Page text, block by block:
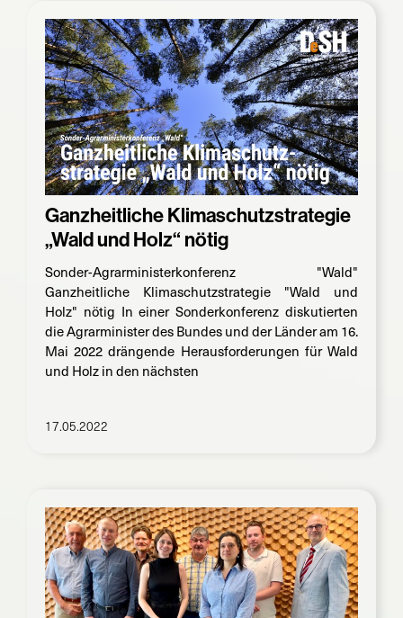
Ganzheitliche Klimaschutzstrategie
„Wald und Holz“ nötig
Sonder-Agrarministerkonferenz "Wald"
Ganzheitliche Klimaschutzstrategie "Wald und
Holz" nötig In einer Sonderkonferenz diskutierten
die Agrarminister des Bundes und der Länder am 16.
Mai 2022 drängende Herausforderungen für Wald
und Holz in den nächsten
17.05.2022